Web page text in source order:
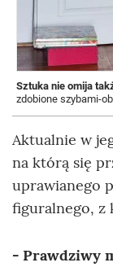
Sztuka nie omija
zdobione szybami-
Aktualnie w
na którą się
uprawianego
figuralnego, z
- Prawdziwy